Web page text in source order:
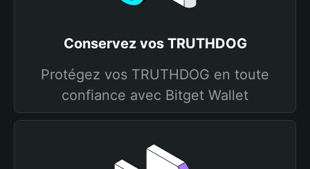
Conservez vos TRUTHDOG
Protégez vos TRUTHDOG en toute
confiance avec Bitget Wallet